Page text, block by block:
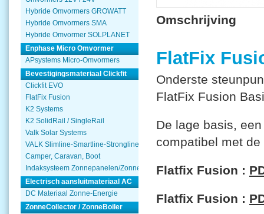
Hybride Omvormers GROWATT
Hybride Omvormers SMA
Hybride Omvormer SOLPLANET
Enphase Micro Omvormer
APsystems Micro-Omvormers
Bevestigingsmateriaal Clickfit
Clickfit EVO
FlatFix Fusion
K2 Systems
K2 SolidRail / SingleRail
Valk Solar Systems
VALK Slimline-Smartline-Strongline
Camper, Caravan, Boot
Indaksysteem Zonnepanelen/Zonnecollector
Electrisch aansluitmateriaal AC
DC Materiaal Zonne-Energie
ZonneCollector / ZonneBoiler
Omschrijving
FlatFix
Onderste
FlatFix Fusion
De lage basis,
compatibel met
Flatfix Fusion :
Flatfix Fusion :